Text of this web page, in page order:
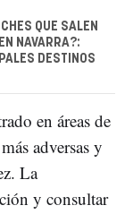
QUE SALEN
NAVARRA?:
DESTINOS
en áreas de
adversas y
La
y consultar